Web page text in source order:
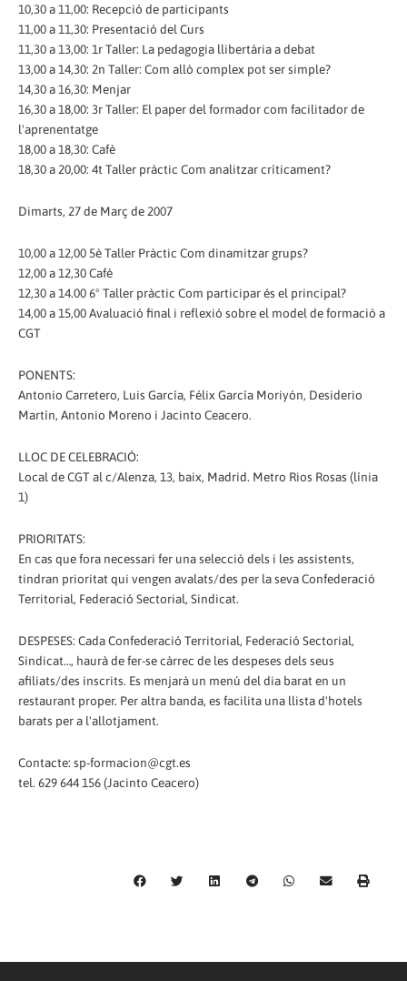
10,30 a 11,00: Recepció de participants
11,00 a 11,30: Presentació del Curs
11,30 a 13,00: 1r Taller: La pedagogia llibertària a debat
13,00 a 14,30: 2n Taller: Com allò complex pot ser simple?
14,30 a 16,30: Menjar
16,30 a 18,00: 3r Taller: El paper del formador com facilitador de
l'aprenentatge
18,00 a 18,30: Cafè
18,30 a 20,00: 4t Taller pràctic Com analitzar críticament?
Dimarts, 27 de Març de 2007
10,00 a 12,00 5è Taller Pràctic Com dinamitzar grups?
12,00 a 12,30 Cafè
12,30 a 14.00 6º Taller pràctic Com participar és el principal?
14,00 a 15,00 Avaluació final i reflexió sobre el model de formació a
CGT
PONENTS:
Antonio Carretero, Luis García, Félix García Moriyón, Desiderio
Martín, Antonio Moreno i Jacinto Ceacero.
LLOC DE CELEBRACIÓ:
Local de CGT al c/Alenza, 13, baix, Madrid. Metro Rios Rosas (línia
1)
PRIORITATS:
En cas que fora necessari fer una selecció dels i les assistents,
tindran prioritat qui vengen avalats/des per la seva Confederació
Territorial, Federació Sectorial, Sindicat.
DESPESES: Cada Confederació Territorial, Federació Sectorial,
Sindicat…, haurà de fer-se càrrec de les despeses dels seus
afiliats/des inscrits. Es menjarà un menú del dia barat en un
restaurant proper. Per altra banda, es facilita una llista d'hotels
barats per a l'allotjament.
Contacte: sp-formacion@cgt.es
tel. 629 644 156 (Jacinto Ceacero)